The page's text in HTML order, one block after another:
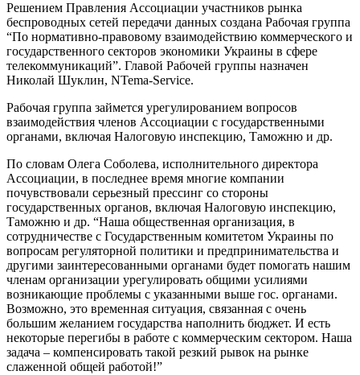
Решением Правления Ассоциации участников рынка
беспроводных сетей передачи данных создана Рабочая группа
“По нормативно-правовому взаимодействию коммерческого и
государственного секторов экономики Украины в сфере
телекоммуникаций”. Главой Рабочей группы назначен
Николай Шуклин, NTema-Service.
Рабочая группа займется урегулированием вопросов
взаимодействия членов Ассоциации с государственными
органами, включая Налоговую инспекцию, Таможню и др.
По словам Олега Соболева, исполнительного директора
Ассоциации, в последнее время многие компании
почувствовали серьезный прессинг со стороны
государственных органов, включая Налоговую инспекцию,
Таможню и др. “Наша общественная организация, в
сотрудничестве с Государственным комитетом Украины по
вопросам регуляторной политики и предпринимательства и
другими заинтересованными органами будет помогать нашим
членам организации урегулировать общими усилиями
возникающие проблемы с указанными выше гос. органами.
Возможно, это временная ситуация, связанная с очень
большим желанием государства наполнить бюджет. И есть
некоторые перегибы в работе с коммерческим сектором. Наша
задача – компенсировать такой резкий рывок на рынке
слаженной общей работой!”